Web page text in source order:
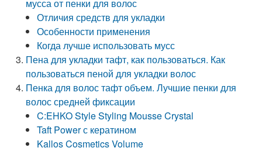
мусса от пенки для волос
Отличия средств для укладки
Особенности применения
Когда лучше использовать мусс
Пена для укладки тафт, как пользоваться. Как
пользоваться пеной для укладки волос
Пенка для волос тафт объем. Лучшие пенки для
волос средней фиксации
C:EHKO Style Styling Mousse Crystal
Taft Power с кератином
Kallos Cosmetics Volume